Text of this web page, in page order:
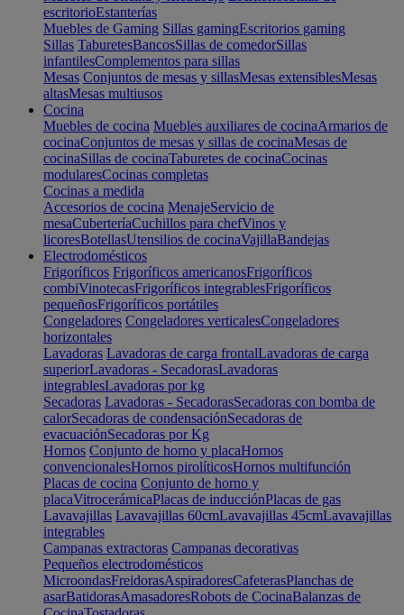
escritorioEstanterías
Muebles de Gaming Sillas gamingEscritorios gaming
Sillas TaburetesBancosSillas de comedorSillas
infantilesComplementos para sillas
Mesas Conjuntos de mesas y sillasMesas extensiblesMesas
altasMesas multiusos
Cocina
Muebles de cocina Muebles auxiliares de cocinaArmarios de
cocinaConjuntos de mesas y sillas de cocinaMesas de
cocinaSillas de cocinaTaburetes de cocinaCocinas
modularesCocinas completas
Cocinas a medida
Accesorios de cocina MenajeServicio de
mesaCuberteríaCuchillos para chefVinos y
licoresBotellasUtensilios de cocinaVajillaBandejas
Electrodomésticos
Frigoríficos Frigoríficos americanosFrigoríficos
combiVinotecasFrigoríficos integrablesFrigoríficos
pequeñosFrigoríficos portátiles
Congeladores Congeladores verticalesCongeladores
horizontales
Lavadoras Lavadoras de carga frontalLavadoras de carga
superiorLavadoras - SecadorasLavadoras
integrablesLavadoras por kg
Secadoras Lavadoras - SecadorasSecadoras con bomba de
calorSecadoras de condensaciónSecadoras de
evacuaciónSecadoras por Kg
Hornos Conjunto de horno y placaHornos
convencionalesHornos pirolíticosHornos multifunción
Placas de cocina Conjunto de horno y
placaVitrocerámicaPlacas de inducciónPlacas de gas
Lavavajillas Lavavajillas 60cmLavavajillas 45cmLavavajillas
integrables
Campanas extractoras Campanas decorativas
Pequeños electrodomésticos
MicroondasFreidorasAspiradoresCafeterasPlanchas de
asarBatidorasAmasadoresRobots de CocinaBalanzas de